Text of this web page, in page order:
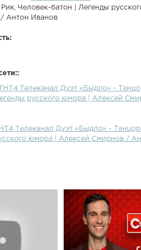
Человек-батон | Легенды
Антон Иванов
Телеканал Дуэт «Быдло» -
русского юмора | Алексей
Телеканал Дуэт «Быдло» -
юмора | Алексей Смирнов /